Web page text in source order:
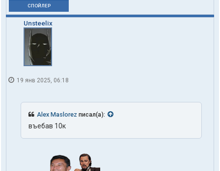
СПОЙЛЕР
Unsteelix
19 янв 2025, 06:18
Alex Maslorez писал(а):
въебав 10к